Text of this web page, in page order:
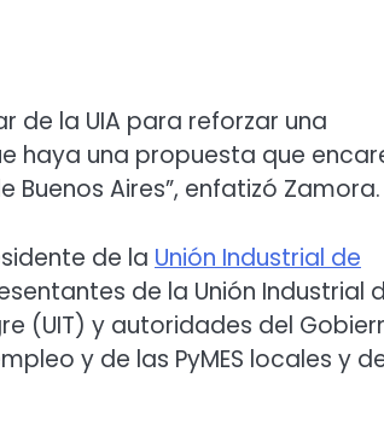
de la UIA para reforzar una
haya una propuesta que
Aires”, enfatizó Zamora.
de la Unión Industrial de
de la Unión Industrial
(UIT) y autoridades del
y de las PyMES locales y